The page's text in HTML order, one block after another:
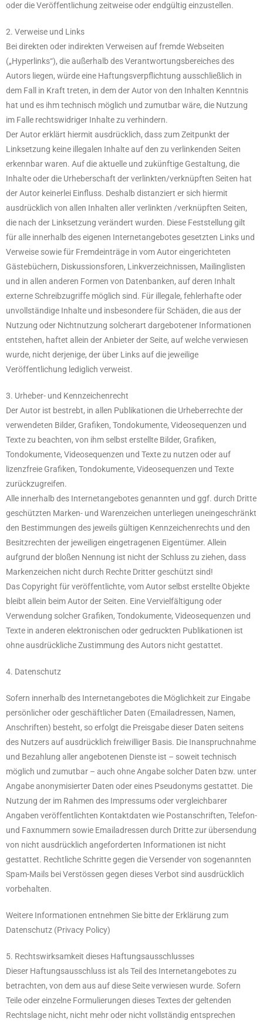
oder die Veröffentlichung zeitweise oder endgültig einzustellen.
2. Verweise und Links
Bei direkten oder indirekten Verweisen auf fremde Webseiten
(„Hyperlinks“), die außerhalb des Verantwortungsbereiches des
Autors liegen, würde eine Haftungsverpflichtung ausschließlich in
dem Fall in Kraft treten, in dem der Autor von den Inhalten Kenntnis
hat und es ihm technisch möglich und zumutbar wäre, die Nutzung
im Falle rechtswidriger Inhalte zu verhindern.
Der Autor erklärt hiermit ausdrücklich, dass zum Zeitpunkt der
Linksetzung keine illegalen Inhalte auf den zu verlinkenden Seiten
erkennbar waren. Auf die aktuelle und zukünftige Gestaltung, die
Inhalte oder die Urheberschaft der verlinkten/verknüpften Seiten hat
der Autor keinerlei Einfluss. Deshalb distanziert er sich hiermit
ausdrücklich von allen Inhalten aller verlinkten /verknüpften Seiten,
die nach der Linksetzung verändert wurden. Diese Feststellung gilt
für alle innerhalb des eigenen Internetangebotes gesetzten Links und
Verweise sowie für Fremdeinträge in vom Autor eingerichteten
Gästebüchern, Diskussionsforen, Linkverzeichnissen, Mailinglisten
und in allen anderen Formen von Datenbanken, auf deren Inhalt
externe Schreibzugriffe möglich sind. Für illegale, fehlerhafte oder
unvollständige Inhalte und insbesondere für Schäden, die aus der
Nutzung oder Nichtnutzung solcherart dargebotener Informationen
entstehen, haftet allein der Anbieter der Seite, auf welche verwiesen
wurde, nicht derjenige, der über Links auf die jeweilige
Veröffentlichung lediglich verweist.
3. Urheber- und Kennzeichenrecht
Der Autor ist bestrebt, in allen Publikationen die Urheberrechte der
verwendeten Bilder, Grafiken, Tondokumente, Videosequenzen und
Texte zu beachten, von ihm selbst erstellte Bilder, Grafiken,
Tondokumente, Videosequenzen und Texte zu nutzen oder auf
lizenzfreie Grafiken, Tondokumente, Videosequenzen und Texte
zurückzugreifen.
Alle innerhalb des Internetangebotes genannten und ggf. durch Dritte
geschützten Marken- und Warenzeichen unterliegen uneingeschränkt
den Bestimmungen des jeweils gültigen Kennzeichenrechts und den
Besitzrechten der jeweiligen eingetragenen Eigentümer. Allein
aufgrund der bloßen Nennung ist nicht der Schluss zu ziehen, dass
Markenzeichen nicht durch Rechte Dritter geschützt sind!
Das Copyright für veröffentlichte, vom Autor selbst erstellte Objekte
bleibt allein beim Autor der Seiten. Eine Vervielfältigung oder
Verwendung solcher Grafiken, Tondokumente, Videosequenzen und
Texte in anderen elektronischen oder gedruckten Publikationen ist
ohne ausdrückliche Zustimmung des Autors nicht gestattet.
4. Datenschutz
Sofern innerhalb des Internetangebotes die Möglichkeit zur Eingabe
persönlicher oder geschäftlicher Daten (Emailadressen, Namen,
Anschriften) besteht, so erfolgt die Preisgabe dieser Daten seitens
des Nutzers auf ausdrücklich freiwilliger Basis. Die Inanspruchnahme
und Bezahlung aller angebotenen Dienste ist – soweit technisch
möglich und zumutbar – auch ohne Angabe solcher Daten bzw. unter
Angabe anonymisierter Daten oder eines Pseudonyms gestattet. Die
Nutzung der im Rahmen des Impressums oder vergleichbarer
Angaben veröffentlichten Kontaktdaten wie Postanschriften, Telefon-
und Faxnummern sowie Emailadressen durch Dritte zur übersendung
von nicht ausdrücklich angeforderten Informationen ist nicht
gestattet. Rechtliche Schritte gegen die Versender von sogenannten
Spam-Mails bei Verstössen gegen dieses Verbot sind ausdrücklich
vorbehalten.
Weitere Informationen entnehmen Sie bitte der Erklärung zum
Datenschutz (Privacy Policy)
5. Rechtswirksamkeit dieses Haftungsausschlusses
Dieser Haftungsausschluss ist als Teil des Internetangebotes zu
betrachten, von dem aus auf diese Seite verwiesen wurde. Sofern
Teile oder einzelne Formulierungen dieses Textes der geltenden
Rechtslage nicht, nicht mehr oder nicht vollständig entsprechen